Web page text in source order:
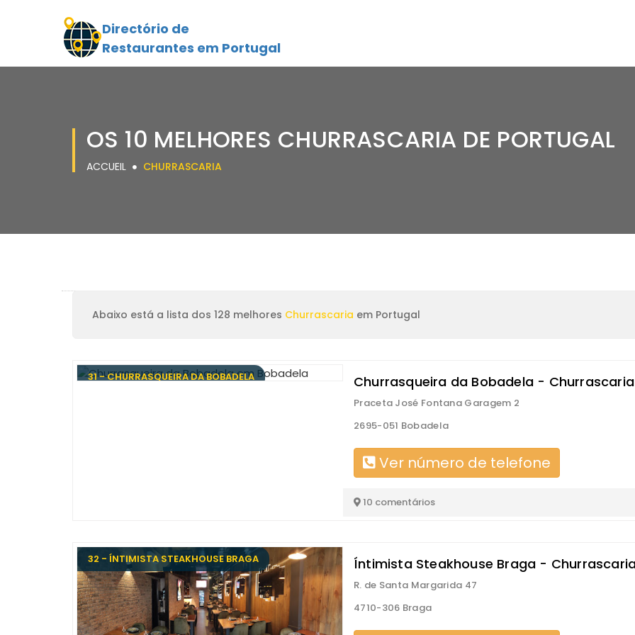
Directório de
Restaurantes em Portugal
OS 10 MELHORES CHURRASCARIA DE PORTUGAL
ACCUEIL CHURRASCARIA
Abaixo está a lista dos 128 melhores Churrascaria em Portugal
31 - CHURRASQUEIRA DA BOBADELA Churrasqueira da Bobadela - Churrascaria
Praceta José Fontana Garagem 2
2695-051 Bobadela
Ver número de telefone
10 comentários
32 - ÍNTIMISTA STEAKHOUSE BRAGA Íntimista Steakhouse Braga -
R. de Santa Margarida 47
4710-306 Braga